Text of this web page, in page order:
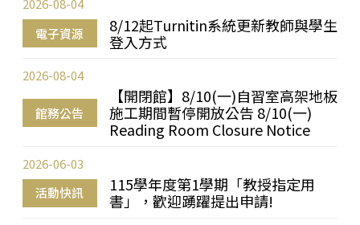
電子資源
8/12起Turnitin系統更新教師與學生
登入方式
2026-08-04
館務公告
【開閉館】8/10(一)自習室高架地板
施工期間暫停開放公告 8/10(一)
Reading Room Closure Notice
2026-08-04
活動快訊
115學年度第1學期「教授指定用
書」，歡迎踴躍提出申請!
2026-06-03